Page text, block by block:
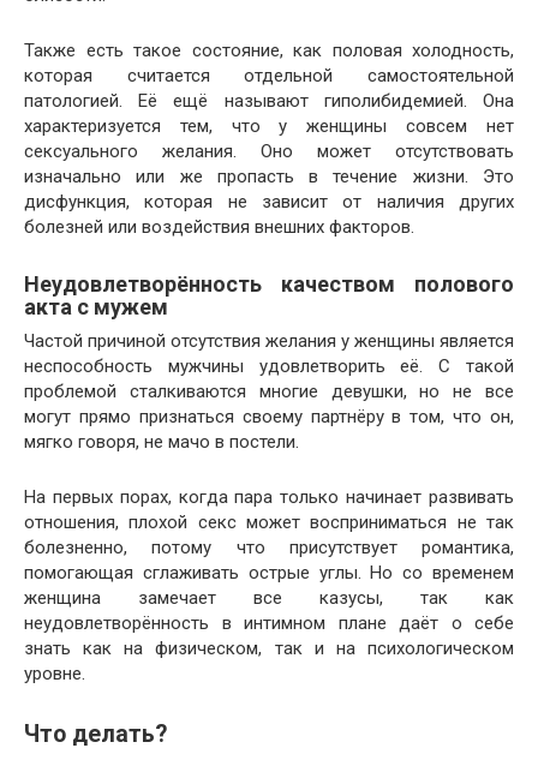
Также есть такое состояние, как половая холодность,
которая считается отдельной самостоятельной
патологией. Её ещё называют гиполибидемией. Она
характеризуется тем, что у женщины совсем нет
сексуального желания. Оно может отсутствовать
изначально или же пропасть в течение жизни. Это
дисфункция, которая не зависит от наличия других
болезней или воздействия внешних факторов.
Неудовлетворённость качеством полового
акта с мужем
Частой причиной отсутствия желания у женщины является
неспособность мужчины удовлетворить её. С такой
проблемой сталкиваются многие девушки, но не все
могут прямо признаться своему партнёру в том, что он,
мягко говоря, не мачо в постели.
На первых порах, когда пара только начинает развивать
отношения, плохой секс может восприниматься не так
болезненно, потому что присутствует романтика,
помогающая сглаживать острые углы. Но со временем
женщина замечает все казусы, так как
неудовлетворённость в интимном плане даёт о себе
знать как на физическом, так и на психологическом
уровне.
Что делать?